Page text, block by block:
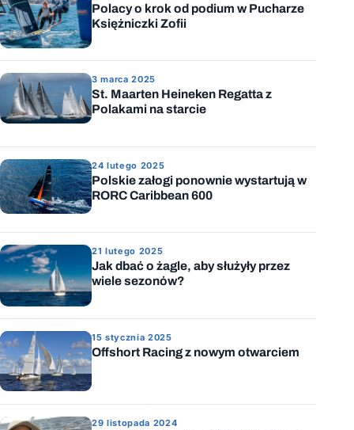
Polacy o krok od podium w Pucharze
Księżniczki Zofii
3 marca 2025
St. Maarten Heineken Regatta z
Polakami na starcie
24 lutego 2025
Polskie załogi ponownie wystartują w
RORC Caribbean 600
21 lutego 2025
Jak dbać o żagle, aby służyły przez
wiele sezonów?
15 stycznia 2025
Offshort Racing z nowym otwarciem
29 listopada 2024